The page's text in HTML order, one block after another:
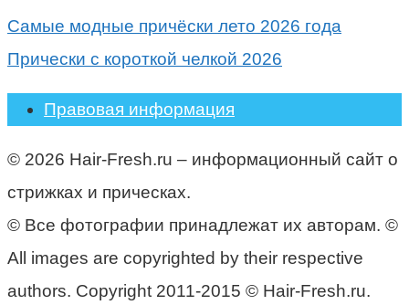
Самые модные причёски лето 2026 года
Прически с короткой челкой 2026
Правовая информация
© 2026 Hair-Fresh.ru – информационный сайт о
стрижках и прическах.
© Все фотографии принадлежат их авторам. ©
All images are copyrighted by their respective
authors. Copyright 2011-2015 © Hair-Fresh.ru.